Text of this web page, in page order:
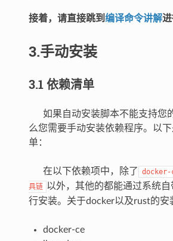
接着，请直接跳到编译命令讲解进
3.手动安装
3.1 依赖清单
如果自动安装脚本不能支持您
么您需要手动安装依赖程序。以
单：
在以下依赖项中，除了 docker-
具链 以外，其他的都能通过系统
行安装。关于docker以及rust的安
docker-ce